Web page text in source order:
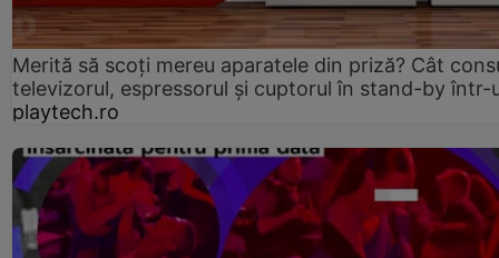
Merită să scoți mereu aparatele din priză? Cât
televizorul, espressorul și cuptorul în stand-by într-
playtech.ro